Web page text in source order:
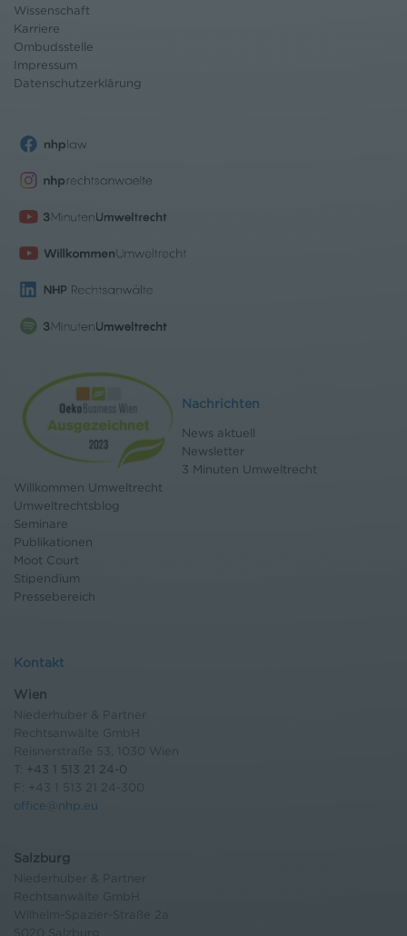
Wissenschaft
Karriere
Ombudsstelle
Impressum
Datenschutzerklärung
Nachrichten
News aktuell
Newsletter
3 Minuten Umweltrecht
Willkommen Umweltrecht
Umweltrechtsblog
Seminare
Publikationen
Moot Court
Stipendium
Pressebereich
Kontakt
Wien
Niederhuber & Partner
Rechtsanwälte GmbH
Reisnerstraße 53, 1030 Wien
+43 1 513 21 24-0
F: +43 1 513 21 24-300
office@nhp.eu
Salzburg
Niederhuber & Partner
Rechtsanwälte GmbH
Wilhelm-Spazier-Straße 2a
5020 Salzburg